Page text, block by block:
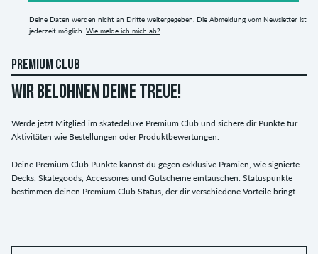
Deine Daten werden nicht an Dritte weitergegeben. Die Abmeldung vom Newsletter ist
jederzeit möglich. Wie melde ich mich ab?
PREMIUM CLUB
WIR BELOHNEN DEINE TREUE!
Werde jetzt Mitglied im skatedeluxe Premium Club und sichere dir Punkte für
Aktivitäten wie Bestellungen oder Produktbewertungen.
Deine Premium Club Punkte kannst du gegen exklusive Prämien, wie signierte
Decks, Skategoods, Accessoires und Gutscheine eintauschen. Statuspunkte
bestimmen deinen Premium Club Status, der dir verschiedene Vorteile bringt.